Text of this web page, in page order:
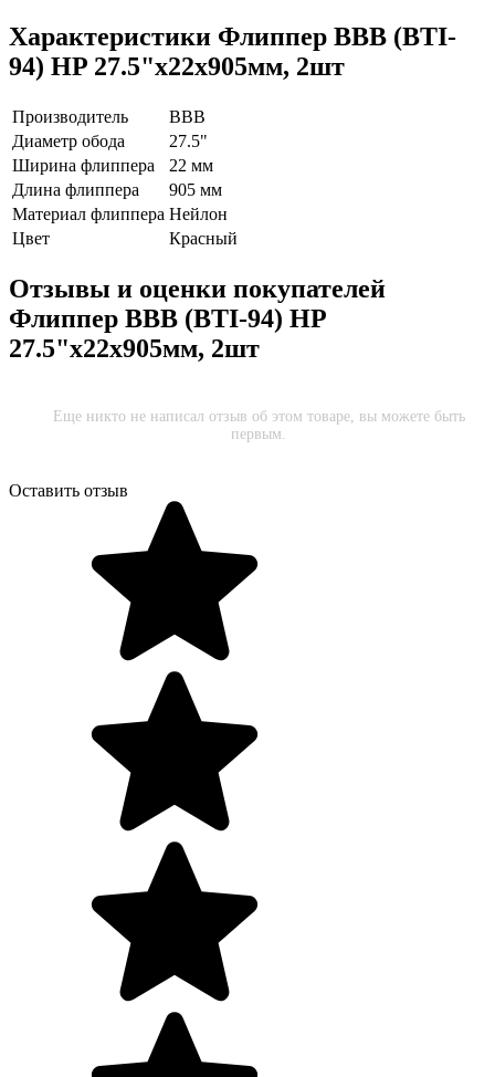
Характеристики Флиппер BBB (BTI-
94) HP 27.5"x22x905мм, 2шт
Производитель
BBB
Диаметр обода
27.5"
Ширина флиппера
22 мм
Длина флиппера
905 мм
Материал флиппера Нейлон
Цвет
Красный
Отзывы и оценки покупателей
Флиппер BBB (BTI-94) HP
27.5"x22x905мм, 2шт
Еще никто не написал отзыв об этом товаре, вы можете быть
первым.
Оставить отзыв